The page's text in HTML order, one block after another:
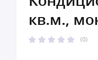
кв.м.,
(0)